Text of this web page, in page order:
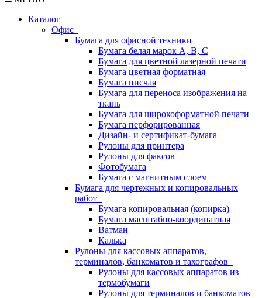
Каталог
Офис
Бумага для офисной техники
Бумага белая марок А, В, С
Бумага для цветной лазерной печати
Бумага цветная форматная
Бумага писчая
Бумага для переноса изображения на
ткань
Бумага для широкоформатной печати
Бумага перфорированная
Дизайн- и сертификат-бумага
Рулоны для принтера
Рулоны для факсов
Фотобумага
Бумага с магнитным слоем
Бумага для чертежных и копировальных
работ
Бумага копировальная (копирка)
Бумага масштабно-координатная
Ватман
Калька
Рулоны для кассовых аппаратов,
терминалов, банкоматов и тахографов
Рулоны для кассовых аппаратов из
термобумаги
Рулоны для терминалов и банкоматов